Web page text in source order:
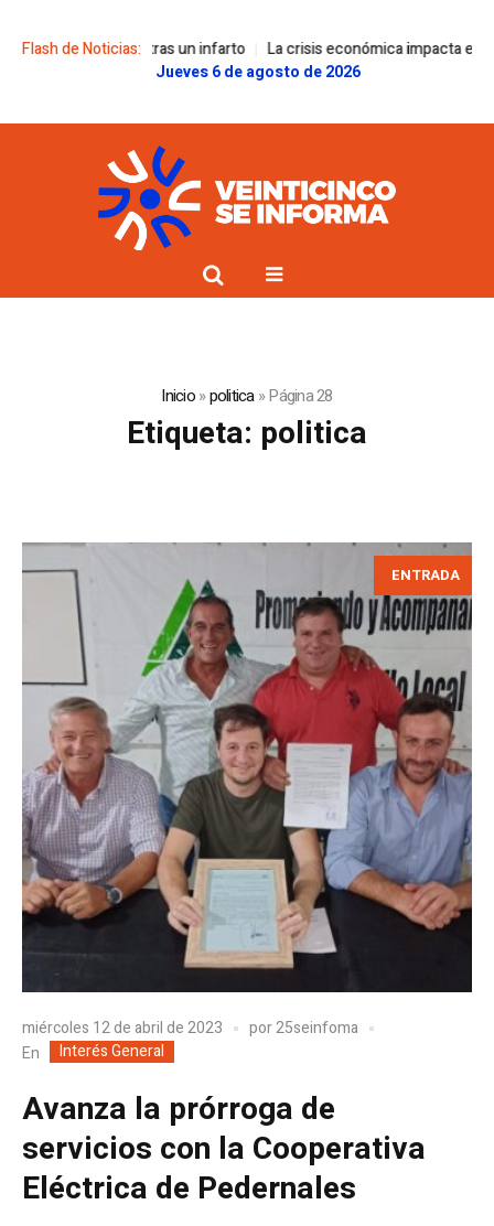
Flash de Noticias:
La crisis económica impacta en los jóvenes de barrios populares y
Jueves 6 de agosto de 2026
Inicio»politica»Página 28
Etiqueta: politica
ENTRADA
miércoles 12 de abril de 2023 por25seinfoma
En
Interés General
Avanza la prórroga de
servicios con la Cooperativa
Eléctrica de Pedernales